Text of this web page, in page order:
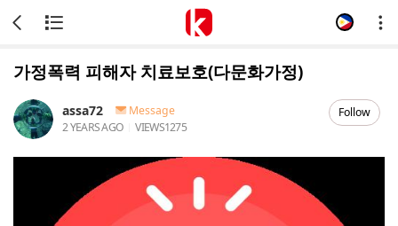
가정폭력 피해자 치료보호(다문화가정)
assa72
Message
2 YEARS AGO
VIEWS1275
Follow